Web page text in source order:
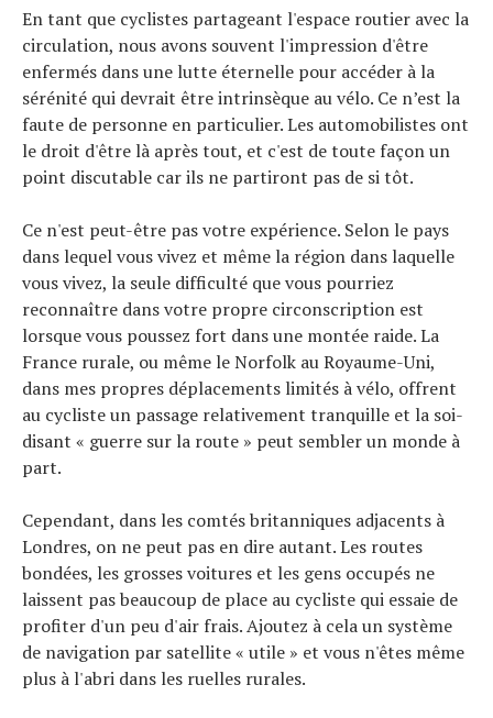
En tant que cyclistes partageant l'espace routier avec la
circulation, nous avons souvent l'impression d'être
enfermés dans une lutte éternelle pour accéder à la
sérénité qui devrait être intrinsèque au vélo. Ce n’est la
faute de personne en particulier. Les automobilistes ont
le droit d'être là après tout, et c'est de toute façon un
point discutable car ils ne partiront pas de si tôt.
Ce n'est peut-être pas votre expérience. Selon le pays
dans lequel vous vivez et même la région dans laquelle
vous vivez, la seule difficulté que vous pourriez
reconnaître dans votre propre circonscription est
lorsque vous poussez fort dans une montée raide. La
France rurale, ou même le Norfolk au Royaume-Uni,
dans mes propres déplacements limités à vélo, offrent
au cycliste un passage relativement tranquille et la soi-
disant « guerre sur la route » peut sembler un monde à
part.
Cependant, dans les comtés britanniques adjacents à
Londres, on ne peut pas en dire autant. Les routes
bondées, les grosses voitures et les gens occupés ne
laissent pas beaucoup de place au cycliste qui essaie de
profiter d'un peu d'air frais. Ajoutez à cela un système
de navigation par satellite « utile » et vous n'êtes même
plus à l'abri dans les ruelles rurales.
Technologies
Tests de produits
Conseils
Tendances
Tous nos articles
À propos